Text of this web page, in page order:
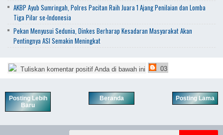
AKBP Ayub Sumringah, Polres Pacitan Raih Juara 1 Ajang Penilaian dan Lomba
Tiga Pilar se-Indonesia
Pekan Menyusui Sedunia, Dinkes Berharap Kesadaran Masyarakat Akan
Pentingnya ASI Semakin Meningkat
Tuliskan komentar positif Anda di bawah ini 03
Posting Lebih
Baru
Posting Lama
Beranda